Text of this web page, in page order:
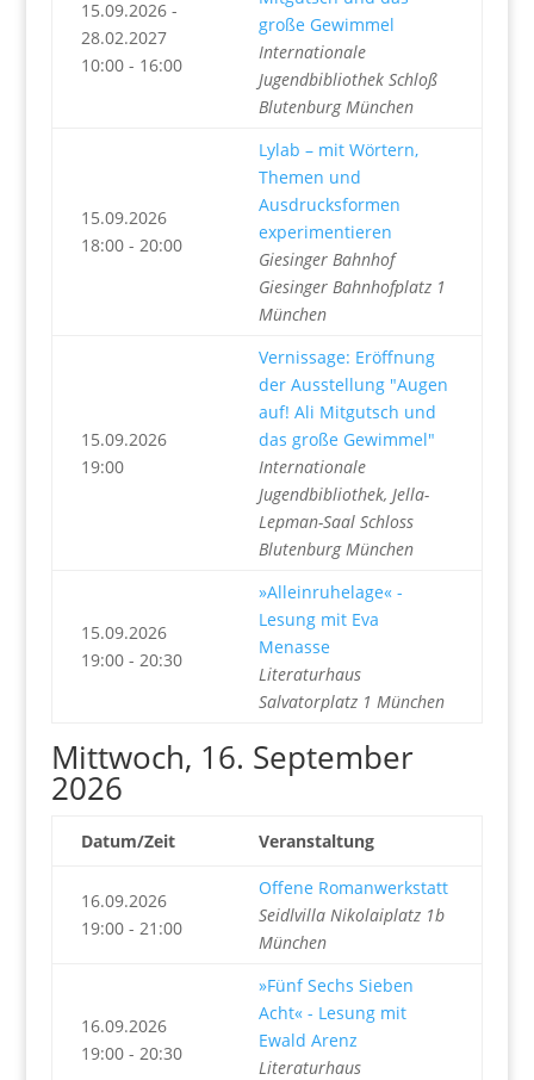
15.09.2026 -
28.02.2027
10:00 - 16:00
große Gewimmel
Internationale
Jugendbibliothek Schloß
Blutenburg München
15.09.2026
18:00 - 20:00
Lylab – mit Wörtern,
Themen und
Ausdrucksformen
experimentieren
Giesinger Bahnhof
Giesinger Bahnhofplatz 1
München
15.09.2026
19:00
Vernissage: Eröffnung
der Ausstellung "Augen
auf! Ali Mitgutsch und
das große Gewimmel"
Internationale
Jugendbibliothek, Jella-
Lepman-Saal Schloss
Blutenburg München
15.09.2026
19:00 - 20:30
»Alleinruhelage« -
Lesung mit Eva
Menasse
Literaturhaus
Salvatorplatz 1 München
Mittwoch, 16. September
2026
Datum/Zeit Veranstaltung
16.09.2026
19:00 - 21:00
Offene Romanwerkstatt
Seidlvilla Nikolaiplatz 1b
München
16.09.2026
19:00 - 20:30
»Fünf Sechs Sieben
Acht« - Lesung mit
Ewald Arenz
Literaturhaus